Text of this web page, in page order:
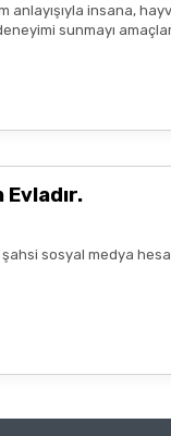
anlayışıyla insana,
sunmayı
sosyal medya